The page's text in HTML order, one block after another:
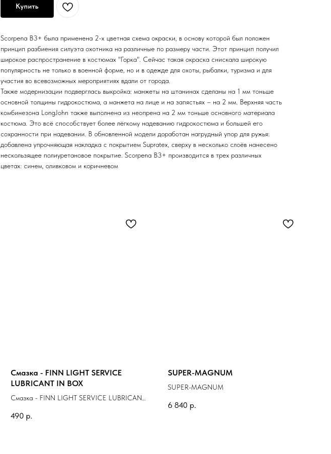
Купить
Scorpena В3+ была применена 2-х цветная схема окраски, в основу которой был положен
принцип разбиения силуэта охотника на различные по размеру части. Этот принцип получил
широкое распространение в костюмах "Горка". Сейчас такая окраска снискала широкую
популярность не только в военной форме, но и в одежде для охоты, рыбалки, туризма и для
участия во всевозможных мероприятиях вдали от города.
Также модернизации подверглась выкройка: манжеты на штанинах сделаны на 1 мм тоньше
основной толщины гидрокостюма, а манжета на лице и на запястьях – на 2 мм. Верхняя часть
комбинезона LongJohn также выполнена из неопрена на 2 мм тоньше основного материала
костюма. Это всё способствует более лёгкому надеванию гидрокостюма и большей его
сохранности при надевании. В обновленной модели доработан нагрудный упор для ружья:
добавлена упрочняющая накладка с покрытием Supratex, сверху в несколько слоёв нанесено
нескользящее полиуретановое покрытие. Scorpena B3+ производится в трех различных
цветах: синем, оливковом и коричневом
Смазка - FINN LIGHT SERVICE
LUBRICANT IN BOX
Смазка - FINN LIGHT SERVICE LUBRICANT
490 р.
SUPER-MAGNUM
SUPER-MAGNUM
6 840 р.